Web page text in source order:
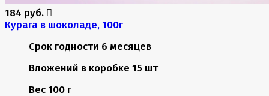
184 руб.
Курага в шоколаде, 100г
Срок годности 6 месяцев
Вложений в коробке 15 шт
Вес 100 г